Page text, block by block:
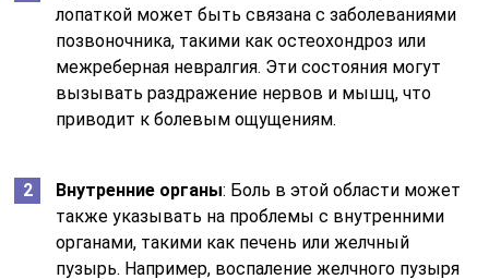
лопаткой может быть связана с заболеваниями
позвоночника, такими как остеохондроз или
межреберная невралгия. Эти состояния могут
вызывать раздражение нервов и мышц, что
приводит к болевым ощущениям.
Внутренние органы: Боль в этой области может
также указывать на проблемы с внутренними
органами, такими как печень или желчный
пузырь. Например, воспаление желчного пузыря